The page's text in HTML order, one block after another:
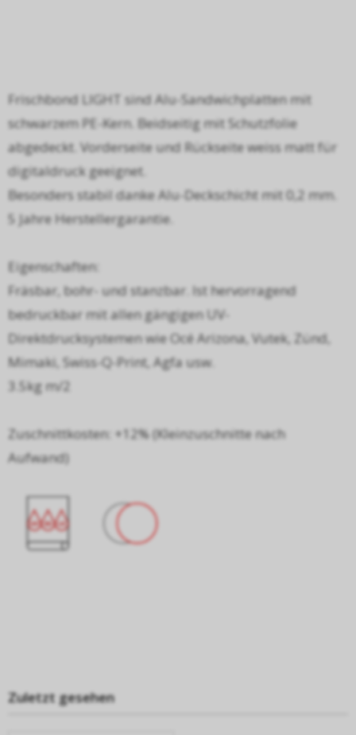
Frischbond LIGHT sind Alu-Sandwichplatten mit
schwarzem PE-Kern. Beidseitig mit Schutzfolie
abgedeckt. Vorderseite und Rückseite weiss matt für
digitaldruck geeignet.
Besonders stabil danke Alu-Deckschicht mit 0,2 mm.
5 Jahre Herstellergarantie.
Eigenschaften:
Fräsbar, bohr- und stanzbar. Ist hervorragend
bedruckbar mit allen gängigen UV-
Direktdrucksystemen wie Océ Arizona, Vutek, Zünd,
Mimaki, Swiss-Q-Print, Agfa usw.
3.5kg m/2
Zuschnittkosten: +12% (Kleinzuschnitte nach
Aufwand)
Zuletzt gesehen